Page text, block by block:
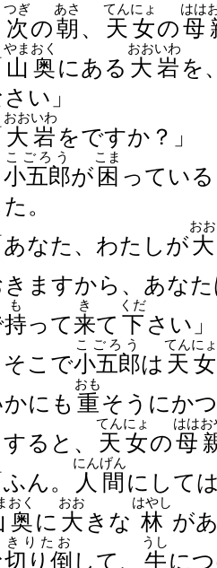
次
つぎ
の朝
あさ
、 天女
てんにょ
の母
はは
山奥
やまおく
にある 大岩
おおいわ
を
い」
大岩
おおいわ
をですか？」
小五郎
こごろう
が 困
こま
ってい
。
あなた、わたしが
お
きますから、あな
持
も
って来
き
て 下
くだ
さい」
こで小五郎
こごろう
は 天女
てんにょ
かにも 重
おも
そうにか
ると、
天女
てんにょ
の母
ははお
ふん。 人間
にんげん
にして
奥
おく
に 大
おお
きな 林
はやし
が
切り倒
きりたお
して、 牛
うし
に